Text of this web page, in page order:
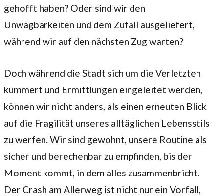
gehofft haben? Oder sind wir den
Unwägbarkeiten und dem Zufall ausgeliefert,
während wir auf den nächsten Zug warten?
Doch während die Stadt sich um die Verletzten
kümmert und Ermittlungen eingeleitet werden,
können wir nicht anders, als einen erneuten Blick
auf die Fragilität unseres alltäglichen Lebensstils
zu werfen. Wir sind gewohnt, unsere Routine als
sicher und berechenbar zu empfinden, bis der
Moment kommt, in dem alles zusammenbricht.
Der Crash am Allerweg ist nicht nur ein Vorfall,